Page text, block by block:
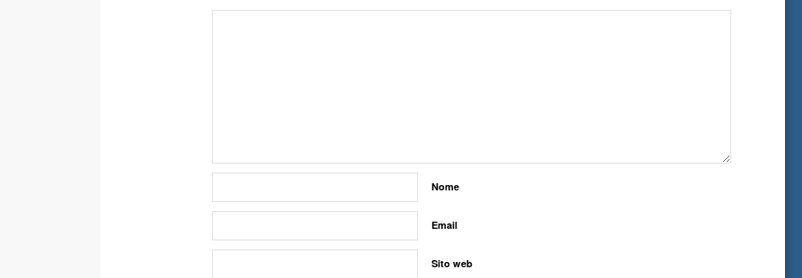
Nome
Email
Sito web